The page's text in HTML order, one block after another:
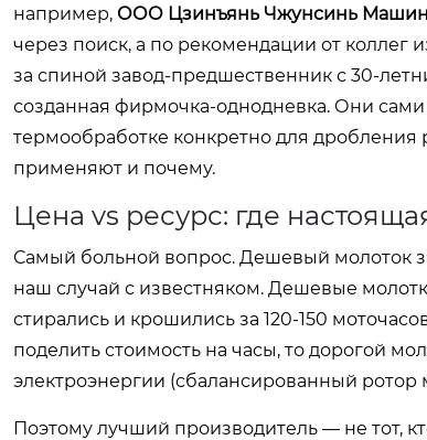
например, ООО Цзинъянь Чжунсинь
через поиск, а по рекомендации от коллег
за спиной завод-предшественник с 30-
созданная фирмочка-однодневка. Они
термообработке конкретно для дробления
применяют и почему.
Цена vs ресурс: где
Самый больной вопрос. Дешевый молоток
наш случай с известняком. Дешевые
стирались и крошились за 120-150
поделить стоимость на часы, то дорогой
электроэнергии (сбалансированный ротор
Поэтому лучший производитель — не тот,